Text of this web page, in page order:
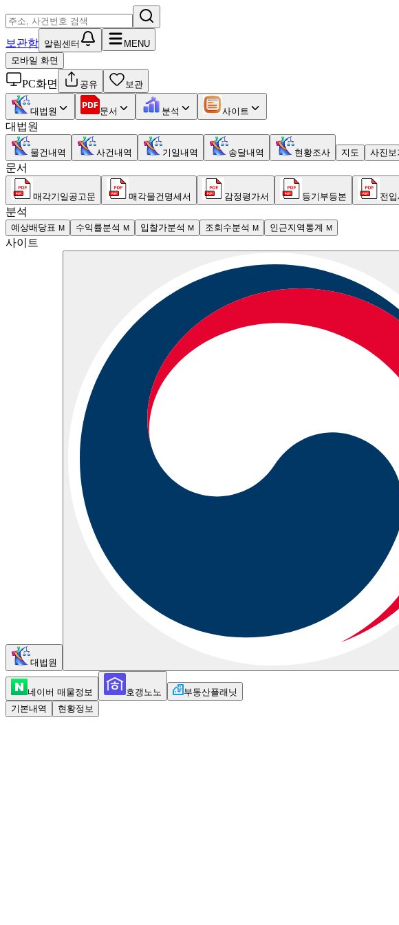
보관함 알림센터
MENU
모바일 화면
PC화면 공유 보관
대법원 문서 분석 사이트
대법원
물건내역 사건내역 기일내역 송달내역 현황조사 지도 사진보
문서
매각기일공고문 매각물건명세서 감정평가서 등기부등본 전
분석
예상배당표 M 수익률분석 M 입찰가분석 M 조회수분석 M 인근지역통계 M
사이트
대법원
네이버 매물정보 호갱노노
부동산플래닛
기본내역
현황정보